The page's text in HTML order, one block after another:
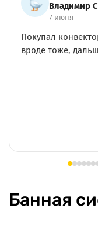
игорь влад
26 мая
Помогут
Банная